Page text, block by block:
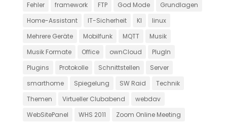
Fehler
framework FTP God Mode
Grundlagen
Home-Assistant
IT-Sicherheit KI
linux
Mehrere Geräte
Mobilfunk MQTT
Musik
Musik Formate
Office ownCloud
PlugIn
Plugins
Protokolle Schnittstellen
Server
smarthome
Spiegelung SW Raid
Technik
Themen
Virtueller Clubabend
webdav
WebSitePanel
WHS 2011 Zoom Online Meeting